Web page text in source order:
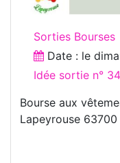
Sorties Bourses
Date : le
Idée sortie n°
Bourse aux
Lapeyrouse 63700